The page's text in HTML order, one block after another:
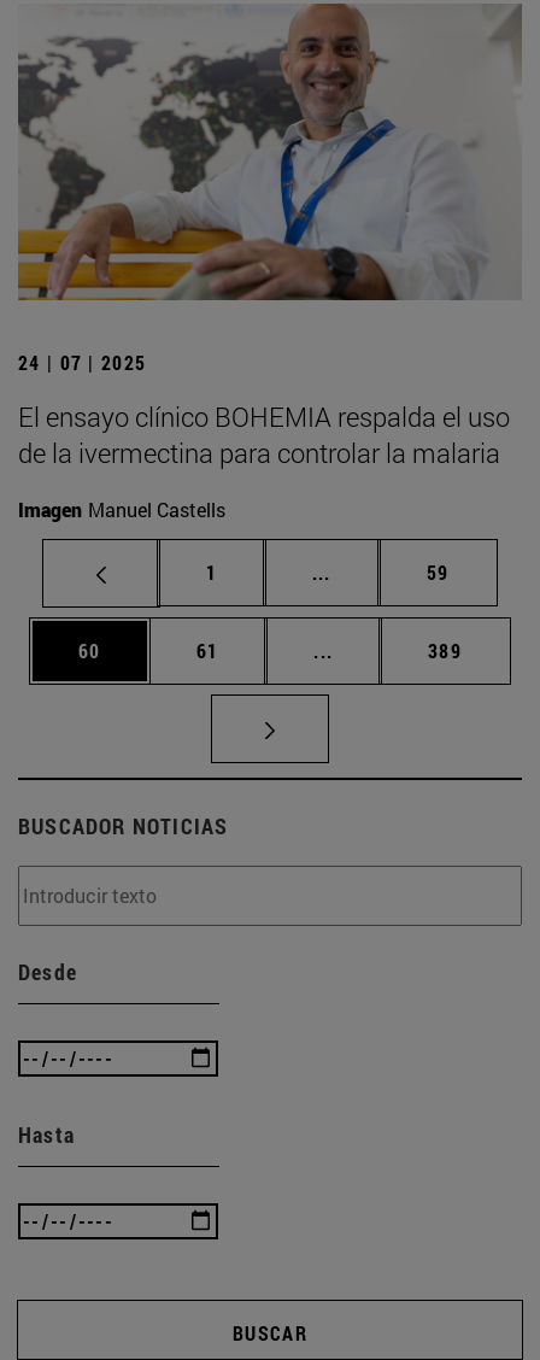
24 | 07 | 2025
El ensayo clínico BOHEMIA respalda el uso
de la ivermectina para controlar la malaria
Imagen Manuel Castells
Página
1 ... Páginas intermedias
Página
59
Página
60 Página
61 ... Páginas intermedias
Página
389
BUSCADOR NOTICIAS
Desde
Hasta
BUSCAR